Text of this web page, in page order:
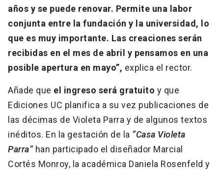
años y se puede renovar. Permite una labor
conjunta entre la fundación y la universidad, lo
que es muy importante. Las creaciones serán
recibidas en el mes de abril y pensamos en una
posible apertura en mayo”, explica el rector.
Añade que el ingreso será gratuito y que
Ediciones UC planifica a su vez publicaciones de
las décimas de Violeta Parra y de algunos textos
inéditos. En la gestación de la “Casa Violeta
Parra” han participado el diseñador Marcial
Cortés Monroy, la académica Daniela Rosenfeld y